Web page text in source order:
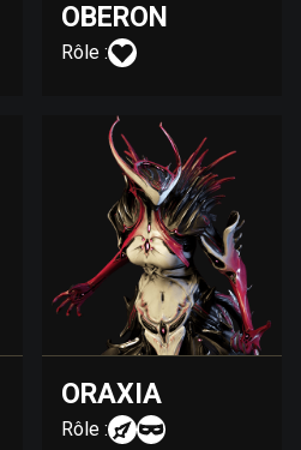
OBERON
Rôle :
ORAXIA
Rôle :